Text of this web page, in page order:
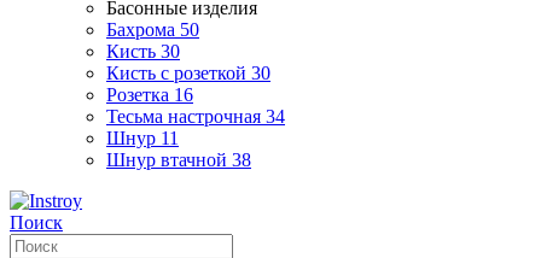
Басонные изделия
Бахрома 50
Кисть 30
Кисть с розеткой 30
Розетка 16
Тесьма настрочная 34
Шнур 11
Шнур втачной 38
Поиск